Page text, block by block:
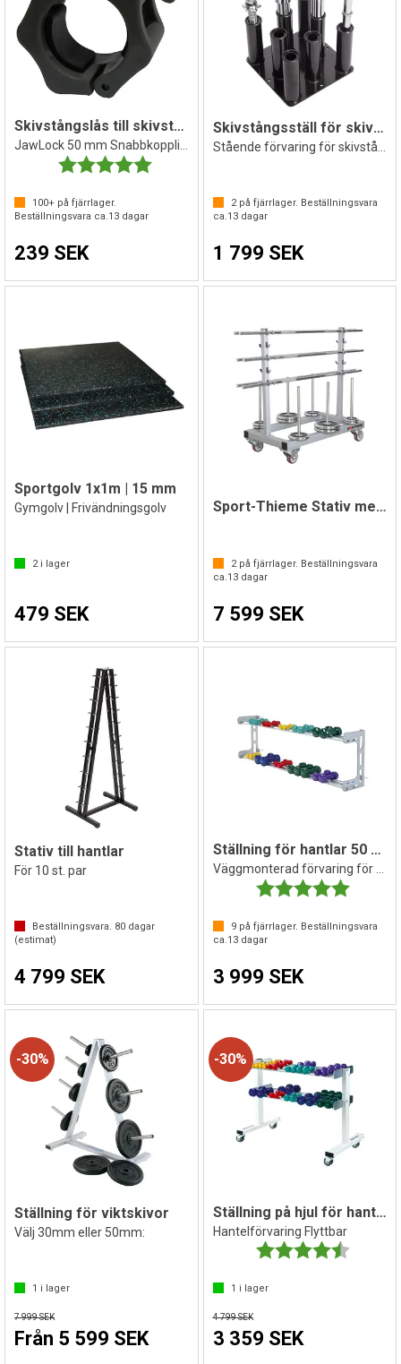
Skivstångslås till skivstång | 2 st.
Betyg:
5.0 utav 5 stjärnor
100+ på fjärrlager.
Beställningsvara ca.13 dagar
239 SEK
Skivstångsställ för skivstänger
2på fjärrlager. Beställningsvara
ca.13dagar
1 799 SEK
Sportgolv 1x1m | 15 mm
Gymgolv | Frivändningsgolv
2i lager
479 SEK
Sport-Thieme Stativ med hjul
2på fjärrlager. Beställningsvara
ca.13dagar
7 599 SEK
Stativ till hantlar
För 10 st. par
Beställningsvara. 80 dagar
(estimat)
4 799 SEK
Ställning för hantlar 50 par
Betyg:
9på fjärrlager. Beställningsvara
ca. 13dagar
3 999 SEK
30%
Ställning för viktskivor
Välj 30mm eller 50mm:
1 i lager
7 999 SEK
Från 5 599 SEK
30%
Ställning på hjul för hantlar 40 par
Hantelförvaring Flyttbar
Betyg:
1 i lager
4 799 SEK
3 359 SEK